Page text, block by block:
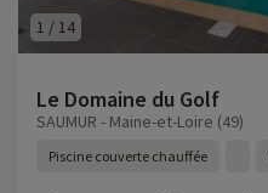
1 / 14
Le Domaine du Golf
SAUMUR - Maine-et-Loire (49)
Piscine couverte chauffée